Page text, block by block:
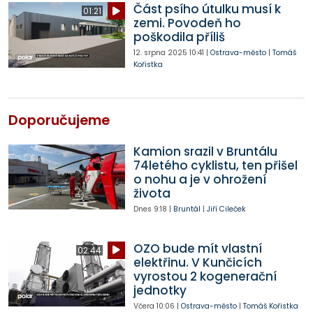
01:21
Část psího útulku musí k
zemi. Povodeň ho
poškodila příliš
12. srpna 2025 10:41 | Ostrava-město| Tomáš
Kořistka
Doporučujeme
Kamion srazil v Bruntálu
74letého cyklistu, ten přišel
o nohu a je v ohrožení
života
Dnes 9:18 | Bruntál | Jiří Cileček
02:44
OZO bude mít vlastní
elektřinu. V Kunčicích
vyrostou 2 kogenerační
jednotky
Včera 10:06 | Ostrava-město| Tomáš Kořistka